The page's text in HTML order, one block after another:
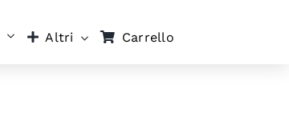
Altri Carrello